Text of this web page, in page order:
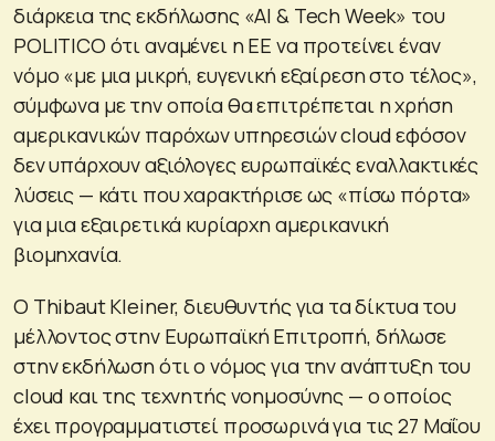
διάρκεια της εκδήλωσης «AI & Tech Week» του
POLITICO ότι αναμένει η ΕΕ να προτείνει έναν
νόμο «με μια μικρή, ευγενική εξαίρεση στο τέλος»,
σύμφωνα με την οποία θα επιτρέπεται η χρήση
αμερικανικών παρόχων υπηρεσιών cloud εφόσον
δεν υπάρχουν αξιόλογες ευρωπαϊκές εναλλακτικές
λύσεις — κάτι που χαρακτήρισε ως «πίσω πόρτα»
για μια εξαιρετικά κυρίαρχη αμερικανική
βιομηχανία.
Ο Thibaut Kleiner, διευθυντής για τα δίκτυα του
μέλλοντος στην Ευρωπαϊκή Επιτροπή, δήλωσε
στην εκδήλωση ότι ο νόμος για την ανάπτυξη του
cloud και της τεχνητής νοημοσύνης — ο οποίος
έχει προγραμματιστεί προσωρινά για τις 27 Μαΐου